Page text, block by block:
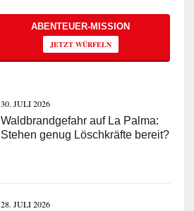
ABENTEUER-MISSION
JETZT WÜRFELN
30. JULI 2026
Waldbrandgefahr auf La Palma:
Stehen genug Löschkräfte bereit?
28. JULI 2026